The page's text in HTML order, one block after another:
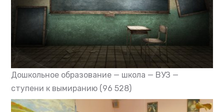
Дошкольное образование — школа — ВУЗ —
ступени к вымиранию (96 528)